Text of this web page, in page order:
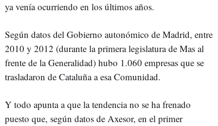
ya venía ocurriendo en los últimos años.
Según datos del Gobierno autonómico de Madrid, entre
2010 y 2012 (durante la primera legislatura de Mas al
frente de la Generalidad) hubo 1.060 empresas que se
trasladaron de Cataluña a esa Comunidad.
Y todo apunta a que la tendencia no se ha frenado
puesto que, según datos de Axesor, en el primer